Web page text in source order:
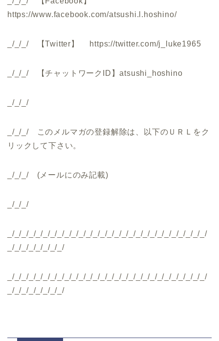
https://www.facebook.com/atsushi.l.hoshino/
_/_/_/ 【Twitter】 https://twitter.com/j_luke1965
_/_/_/ 【チャットワークID】atsushi_hoshino
_/_/_/
_/_/_/ このメルマガの登録解除は、以下のＵＲＬをク
リックして下さい。
_/_/_/ (メールにのみ記載)
_/_/_/
_/_/_/_/_/_/_/_/_/_/_/_/_/_/_/_/_/_/_/_/_/_/_/_/_/_/_/_/
_/_/_/_/_/_/_/_/
_/_/_/_/_/_/_/_/_/_/_/_/_/_/_/_/_/_/_/_/_/_/_/_/_/_/_/_/
_/_/_/_/_/_/_/_/